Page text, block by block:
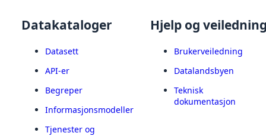
Datakataloger
Datasett
API-er
Begreper
Informasjonsmodeller
Tjenester og
Hjelp og
Brukerveiledning
Datalandsbyen
Teknisk
dokumentasjon